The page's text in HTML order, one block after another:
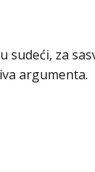
za
argumenta.